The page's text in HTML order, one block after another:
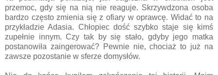
przemoc, gdy się na nią nie reaguje. Skrzywdzona osoba
bardzo często zmienia się z ofiary w oprawcę. Widać to na
przykładzie Adasia. Chłopiec dość szybko staje się kimś
zupełnie innym. Czy tak by się stało, gdyby jego matka
postanowiła zaingerować? Pewnie nie, chociaż to już na
zawsze pozostanie w sferze domysłów.